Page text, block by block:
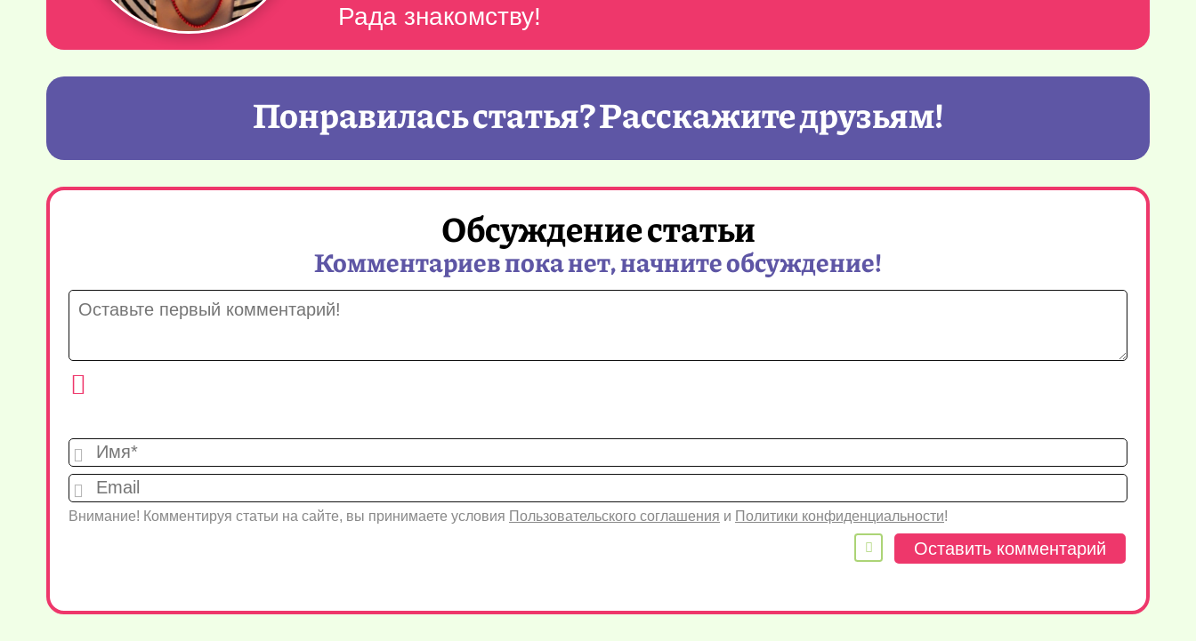
Рада знакомству!
Понравилась статья? Расскажите друзьям!
Обсуждение статьи
Комментариев пока нет, начните обсуждение!
Имя*
Email
Внимание! Комментируя статьи на сайте, вы принимаете условия Пользовательского соглашения и Политики конфиденциальности!